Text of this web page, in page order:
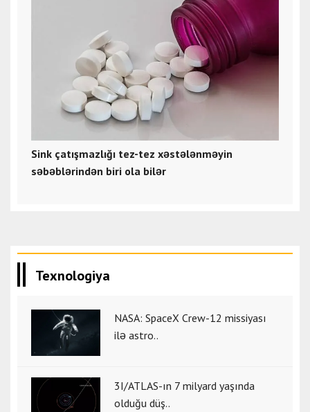
Sink çatışmazlığı tez-tez xəstələnməyin
səbəblərindən biri ola bilər
Texnologiya
NASA: SpaceX Crew-12 missiyası
ilə astro..
3I/ATLAS-ın 7 milyard yaşında
olduğu düş..